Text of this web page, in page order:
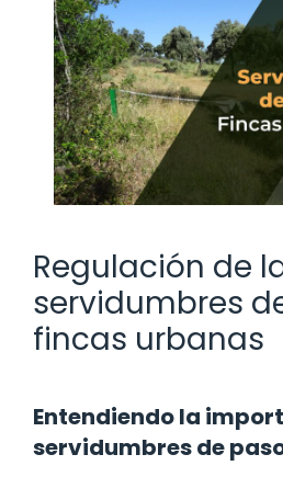
Regulación de
servidumbres
fincas urbanas
Entendiendo la
servidumbres de